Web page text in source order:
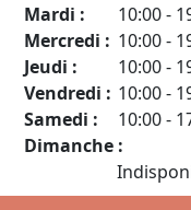
Mardi :
10:00-
Mercredi : 10:00-
Jeudi :
10:00-
Vendredi : 10:00-
Samedi :
10:00-
Dimanche :